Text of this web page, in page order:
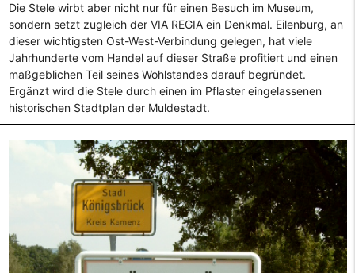
Die Stele wirbt aber nicht nur für einen Besuch im Museum,
sondern setzt zugleich der VIA REGIA ein Denkmal. Eilenburg, an
dieser wichtigsten Ost-West-Verbindung gelegen, hat viele
Jahrhunderte vom Handel auf dieser Straße profitiert und einen
maßgeblichen Teil seines Wohlstandes darauf begründet.
Ergänzt wird die Stele durch einen im Pflaster eingelassenen
historischen Stadtplan der Muldestadt.